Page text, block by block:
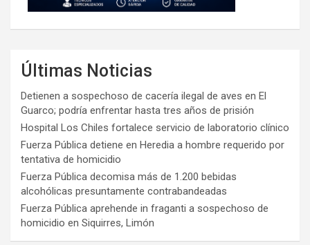
Últimas Noticias
Detienen a sospechoso de cacería ilegal de aves en El
Guarco; podría enfrentar hasta tres años de prisión
Hospital Los Chiles fortalece servicio de laboratorio clínico
Fuerza Pública detiene en Heredia a hombre requerido por
tentativa de homicidio
Fuerza Pública decomisa más de 1.200 bebidas
alcohólicas presuntamente contrabandeadas
Fuerza Pública aprehende in fraganti a sospechoso de
homicidio en Siquirres, Limón